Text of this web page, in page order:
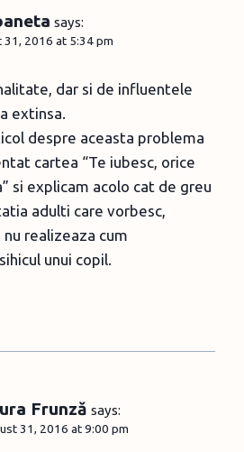
says:
31, 2016 at 5:34 pm
dar si de influentele
extinsa.
despre aceasta problema
cartea “Te iubesc, orice
si explicam acolo cat de greu
adulti care vorbesc,
realizeaza cum
unui copil.
Frunză says:
31, 2016 at 9:00 pm